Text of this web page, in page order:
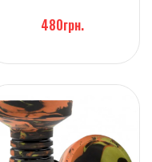
480грн.